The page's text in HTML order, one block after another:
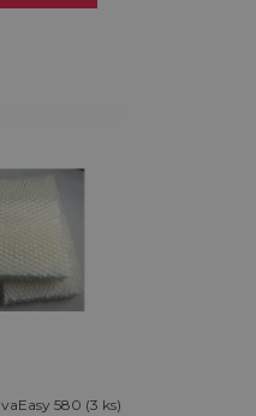
580 (3 ks)